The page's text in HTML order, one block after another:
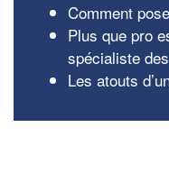
Comment
Plus que pro
spécialiste
Les atouts